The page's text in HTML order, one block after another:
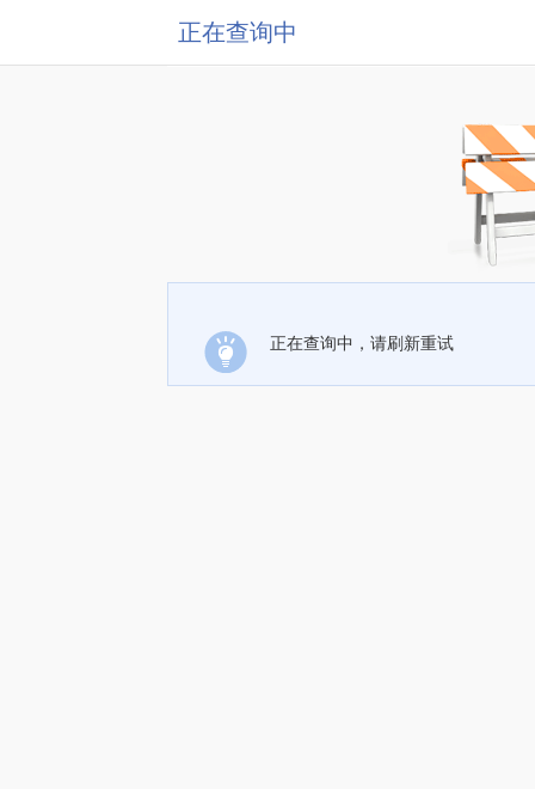
正在查询中
正在查询中，请刷新重试